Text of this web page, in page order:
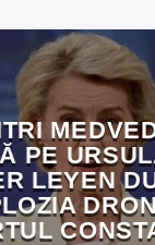
PE
LEYEN